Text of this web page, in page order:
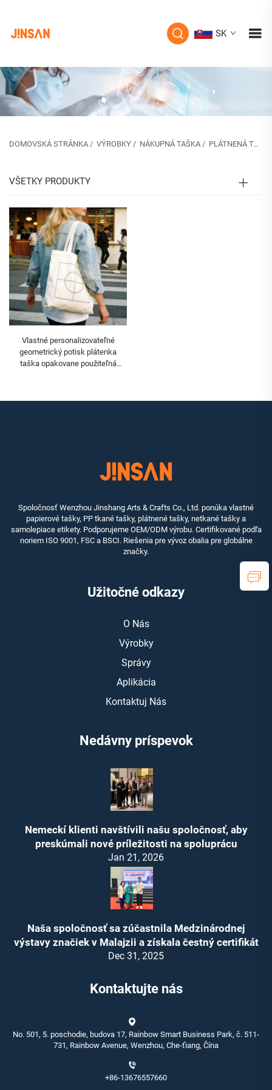
SK
DOMOVSKÁ STRÁNKA / VÝROBKY / NÁKUPNÁ TAŠKA / PLÁTNENÁ TAŠKA
VŠETKY PRODUKTY
Vlastné personalizovateľné
geometrický potisk plátenka
taška opakovane použiteľná
Spoločnosť Wenzhou Jinshang Arts & Crafts Co., Ltd. ponúka vlastné
papierové tašky, PP tkané tašky, plátnené tašky, netkané tašky a
samolepiace etikety. Podporujeme OEM/ODM výrobu. Certifikované podľa
noriem ISO 9001, FSC a BSCI. Riešenia pre vývoz obalia pre globálne
značky.
Užitočné odkazy
O Nás
Výrobky
Správy
Aplikácia
Kontaktuj Nás
Nedávny príspevok
Nemeckí klienti navštívili našu spoločnosť, aby
preskúmali nové príležitosti na spoluprácu
Jan 21, 2026
Naša spoločnosť sa zúčastnila Medzinárodnej
výstavy značiek v Malajzii a získala čestný certifikát
Dec 31, 2025
Kontaktujte nás
No. 501, 5. poschodie, budova 17, Rainbow Smart Business Park, č. 511-
731, Rainbow Avenue, Wenzhou, Che-ťiang, Čína
+86-13676557660